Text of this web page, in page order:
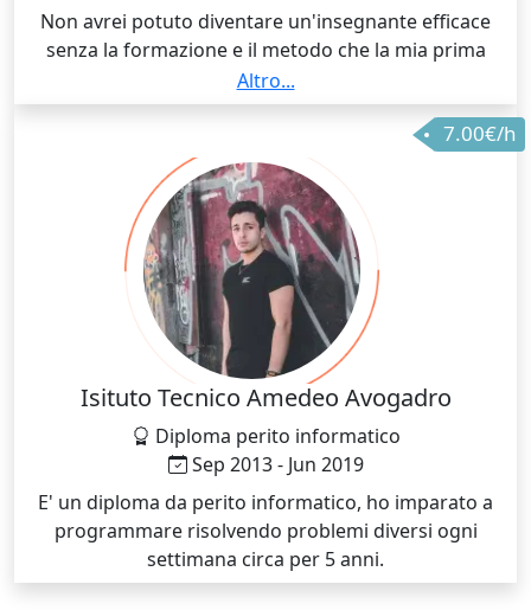
Non avrei potuto diventare un'insegnante efficace
senza la formazione e il metodo che la mia prima
università mi ha fatto apprendere. Una didattica
collaborativa già insegnata 20 anni fa che mi ha
portato a diventare una docente vicina agli studenti e
lontana dalla cattedra.
Altro...
7.00€/h
Isituto Tecnico Amedeo Avogadro
Diploma perito informatico
Sep 2013 - Jun 2019
E' un diploma da perito informatico, ho imparato a
programmare risolvendo problemi diversi ogni
settimana circa per 5 anni.